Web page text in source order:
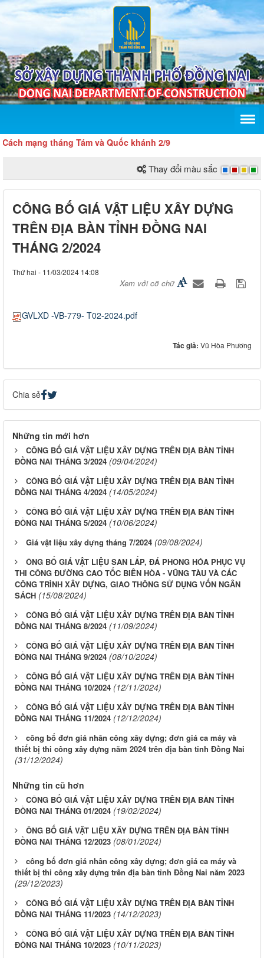
mạng tháng Tám và Quốc khánh 2/9
Thay đổi màu sắc
CÔNG BỐ GIÁ VẬT LIỆU XÂY DỰNG
TRÊN ĐỊA BÀN TỈNH ĐỒNG NAI
THÁNG 2/2024
Thứ hai - 11/03/2024 14:08
Xem với cỡ chữ
GVLXD -VB-779- T02-2024.pdf
Tác giả: Vũ Hòa Phương
Chia sẻ
Những tin mới hơn
CÔNG BỐ GIÁ VẬT LIỆU XÂY DỰNG TRÊN ĐỊA BÀN TỈNH
ĐỒNG NAI THÁNG 3/2024 (09/04/2024)
CÔNG BỐ GIÁ VẬT LIỆU XÂY DỰNG TRÊN ĐỊA BÀN TỈNH
ĐỒNG NAI THÁNG 4/2024 (14/05/2024)
CÔNG BỐ GIÁ VẬT LIỆU XÂY DỰNG TRÊN ĐỊA BÀN TỈNH
ĐỒNG NAI THÁNG 5/2024 (10/06/2024)
Giá vật liệu xây dựng tháng 7/2024 (09/08/2024)
ÔNG BỐ GIÁ VẬT LIỆU SAN LẤP, ĐÁ PHONG HÓA PHỤC VỤ
THI CÔNG ĐƯỜNG CAO TỐC BIÊN HÒA - VŨNG TÀU VÀ CÁC
CÔNG TRÌNH XÂY DỰNG, GIAO THÔNG SỬ DỤNG VỐN NGÂN
SÁCH (15/08/2024)
CÔNG BỐ GIÁ VẬT LIỆU XÂY DỰNG TRÊN ĐỊA BÀN TỈNH
ĐỒNG NAI THÁNG 8/2024 (11/09/2024)
CÔNG BỐ GIÁ VẬT LIỆU XÂY DỰNG TRÊN ĐỊA BÀN TỈNH
ĐỒNG NAI THÁNG 9/2024 (08/10/2024)
CÔNG BỐ GIÁ VẬT LIỆU XÂY DỰNG TRÊN ĐỊA BÀN TỈNH
ĐỒNG NAI THÁNG 10/2024 (12/11/2024)
CÔNG BỐ GIÁ VẬT LIỆU XÂY DỰNG TRÊN ĐỊA BÀN TỈNH
ĐỒNG NAI THÁNG 11/2024 (12/12/2024)
công bố đơn giá nhân công xây dựng; đơn giá ca máy và
thiết bị thi công xây dựng năm 2024 trên địa bàn tỉnh Đồng Nai
(31/12/2024)
Những tin cũ hơn
CÔNG BỐ GIÁ VẬT LIỆU XÂY DỰNG TRÊN ĐỊA BÀN TỈNH
ĐỒNG NAI THÁNG 01/2024 (19/02/2024)
ÔNG BỐ GIÁ VẬT LIỆU XÂY DỰNG TRÊN ĐỊA BÀN TỈNH
ĐỒNG NAI THÁNG 12/2023 (08/01/2024)
công bố đơn giá nhân công xây dựng; đơn giá ca máy và
thiết bị thi công xây dựng trên địa bàn tỉnh Đồng Nai năm 2023
(29/12/2023)
CÔNG BỐ GIÁ VẬT LIỆU XÂY DỰNG TRÊN ĐỊA BÀN TỈNH
ĐỒNG NAI THÁNG 11/2023 (14/12/2023)
CÔNG BỐ GIÁ VẬT LIỆU XÂY DỰNG TRÊN ĐỊA BÀN TỈNH
ĐỒNG NAI THÁNG 10/2023 (10/11/2023)